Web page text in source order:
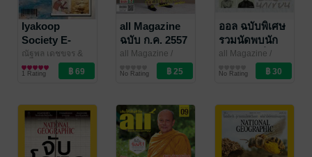
Iyakoop
Society E-
Magazine
Issue 04
ณัฐพล เดชขจร &
N'Nile/
Iyakoop_Society
นิตยสารความรู้
1 Rating
all Magazine
ฉบับ ก.ค. 2557
all Magazine /
BookSmileShop
นิตยสารความรู้
No Rating
ออล ฉบับพิเศษ
รวมนัดพบนัก
เขียน ชุดที่ 3
all Magazine /
BookSmileShop
นิตยสารความรู้
No Rating